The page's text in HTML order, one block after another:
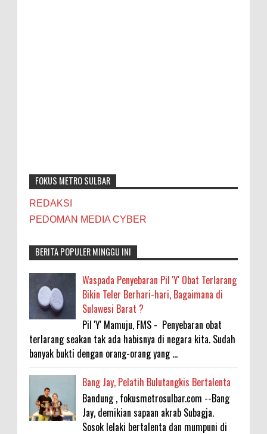
FOKUS METRO SULBAR
REDAKSI
PEDOMAN MEDIA CYBER
BERITA POPULER MINGGU INI
Waspada Penyebaran Pil 'Y' Obat Terlarang
Bikin Teler Berhari-hari, Bagaimana di
Sulawesi Barat ?
Pil 'Y' Mamuju, FMS - Penyebaran obat
terlarang seakan tak ada habisnya di negara kita. Sudah
banyak bukti dengan orang-orang yang ...
Bang Jay, Pelatih Bulutangkis Bertalenta
Bandung , fokusmetrosulbar.com --Bang
Jay, demikian sapaan akrab Subagja.
Sosok lelaki bertalenta dan mumpuni di